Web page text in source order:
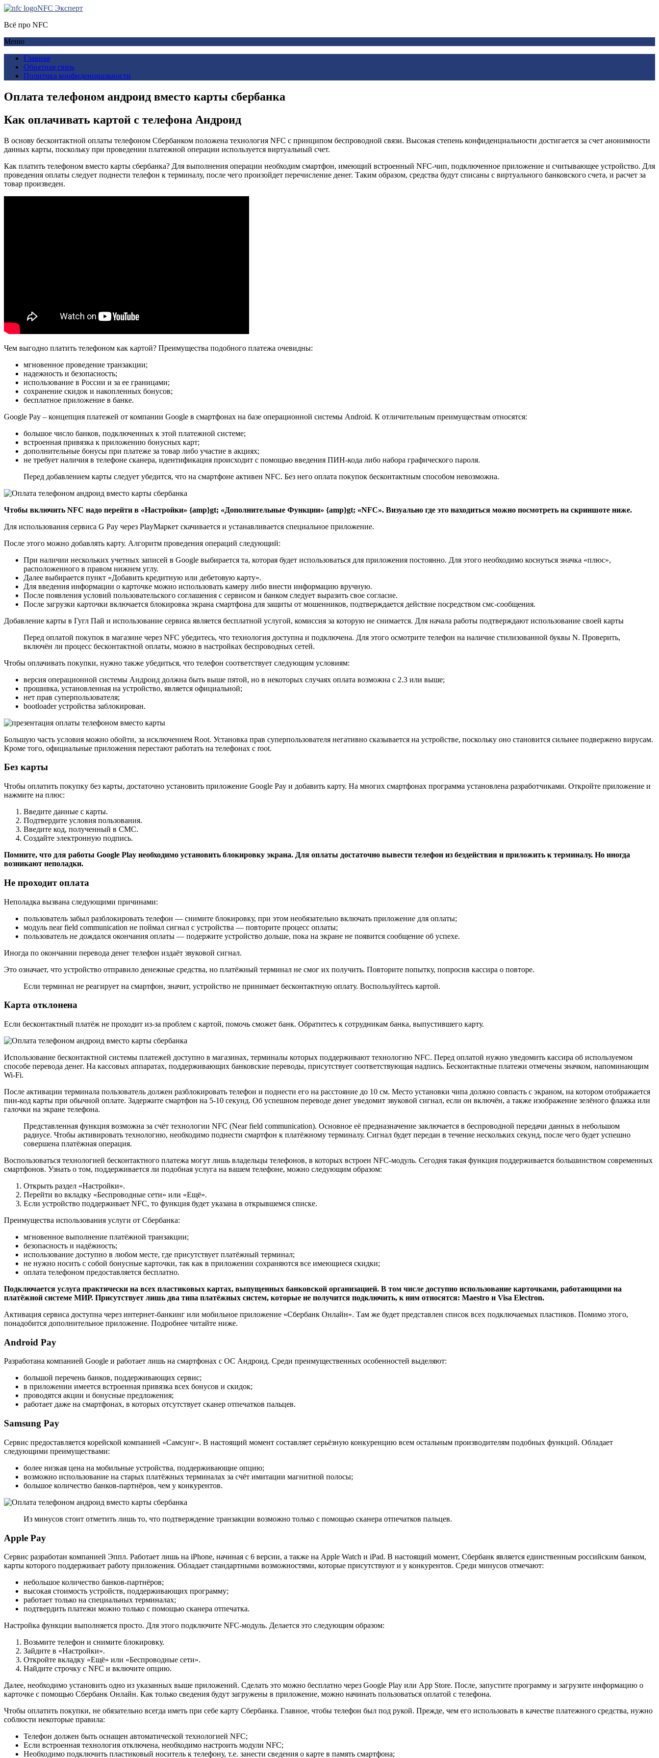
NFC Эксперт
Всё про NFC
Меню
Главная
Обратная связь
Политика конфиденциальности
Оплата телефоном андроид вместо карты сбербанка
Как оплачивать картой с телефона Андроид
В основу бесконтактной оплаты телефоном Сбербанком положена технология NFC с принципом беспроводной связи. Высокая степень конфиденциальности достигается за счет анонимности
данных карты, поскольку при проведении платежной операции используется виртуальный счет.
Как платить телефоном вместо карты сбербанка? Для выполнения операции необходим смартфон, имеющий встроенный NFC-чип, подключенное приложение и считывающее устройство. Для
проведения оплаты следует поднести телефон к терминалу, после чего произойдет перечисление денег. Таким образом, средства будут списаны с виртуального банковского счета, и расчет за
товар произведен.
Чем выгодно платить телефоном как картой? Преимущества подобного платежа очевидны:
мгновенное проведение транзакции;
надежность и безопасность;
использование в России и за ее границами;
сохранение скидок и накопленных бонусов;
бесплатное приложение в банке.
Google Pay – концепция платежей от компании Google в смартфонах на базе операционной системы Android. К отличительным преимуществам относятся:
большое число банков, подключенных к этой платежной системе;
встроенная привязка к приложению бонусных карт;
дополнительные бонусы при платеже за товар либо участие в акциях;
не требует наличия в телефоне сканера, идентификация происходит с помощью введения ПИН-кода либо набора графического пароля.
Перед добавлением карты следует убедится, что на смартфоне активен NFC. Без него оплата покупок бесконтактным способом невозможна.
Чтобы включить NFC надо перейти в «Настройки» {amp}gt; «Дополнительные Функции» {amp}gt; «NFC». Визуально где это находиться можно посмотреть на скриншоте ниже.
Для использования сервиса G Pay через PlayМаркет скачивается и устанавливается специальное приложение.
После этого можно добавлять карту. Алгоритм проведения операций следующий:
При наличии нескольких учетных записей в Google выбирается та, которая будет использоваться для приложения постоянно. Для этого необходимо коснуться значка «плюс»,
расположенного в правом нижнем углу.
Далее выбирается пункт «Добавить кредитную или дебетовую карту».
Для введения информации о карточке можно использовать камеру либо внести информацию вручную.
После появления условий пользовательского соглашения с сервисом и банком следует выразить свое согласие.
После загрузки карточки включается блокировка экрана смартфона для защиты от мошенников, подтверждается действие посредством смс-сообщения.
Добавление карты в Гугл Пай и использование сервиса является бесплатной услугой, комиссия за которую не снимается. Для начала работы подтверждают использование своей карты
Перед оплатой покупок в магазине через NFC убедитесь, что технология доступна и подключена. Для этого осмотрите телефон на наличие стилизованной буквы N. Проверить,
включён ли процесс бесконтактной оплаты, можно в настройках беспроводных сетей.
Чтобы оплачивать покупки, нужно также убедиться, что телефон соответствует следующим условиям:
версия операционной системы Андроид должна быть выше пятой, но в некоторых случаях оплата возможна с 2.3 или выше;
прошивка, установленная на устройство, является официальной;
нет прав суперпользователя;
bootloader устройства заблокирован.
Большую часть условия можно обойти, за исключением Root. Установка прав суперпользователя негативно сказывается на устройстве, поскольку оно становится сильнее подвержено вирусам.
Кроме того, официальные приложения перестают работать на телефонах с root.
Без карты
Чтобы оплатить покупку без карты, достаточно установить приложение Google Pay и добавить карту. На многих смартфонах программа установлена разработчиками. Откройте приложение и
нажмите на плюс:
Введите данные с карты.
Подтвердите условия пользования.
Введите код, полученный в СМС.
Создайте электронную подпись.
Помните, что для работы Google Play необходимо установить блокировку экрана. Для оплаты достаточно вывести телефон из бездействия и приложить к терминалу. Но иногда
возникают неполадки.
Не проходит оплата
Неполадка вызвана следующими причинами:
пользователь забыл разблокировать телефон — снимите блокировку, при этом необязательно включать приложение для оплаты;
модуль near field communication не поймал сигнал с устройства — повторите процесс оплаты;
пользователь не дождался окончания оплаты — подержите устройство дольше, пока на экране не появится сообщение об успехе.
Иногда по окончании перевода денег телефон издаёт звуковой сигнал.
Это означает, что устройство отправило денежные средства, но платёжный терминал не смог их получить. Повторите попытку, попросив кассира о повторе.
Если терминал не реагирует на смартфон, значит, устройство не принимает бесконтактную оплату. Воспользуйтесь картой.
Карта отклонена
Если бесконтактный платёж не проходит из-за проблем с картой, помочь сможет банк. Обратитесь к сотрудникам банка, выпустившего карту.
Использование бесконтактной системы платежей доступно в магазинах, терминалы которых поддерживают технологию NFC. Перед оплатой нужно уведомить кассира об используемом
способе перевода денег. На кассовых аппаратах, поддерживающих банковские переводы, присутствует соответствующая надпись. Бесконтактные платежи отмечены значком, напоминающим
Wi-Fi.
После активации терминала пользователь должен разблокировать телефон и поднести его на расстояние до 10 см. Место установки чипа должно совпасть с экраном, на котором отображается
пин-код карты при обычной оплате. Задержите смартфон на 5-10 секунд. Об успешном переводе денег уведомит звуковой сигнал, если он включён, а также изображение зелёного флажка или
галочки на экране телефона.
Представленная функция возможна за счёт технологии NFC (Near field communication). Основное её предназначение заключается в беспроводной передачи данных в небольшом
радиусе. Чтобы активировать технологию, необходимо поднести смартфон к платёжному терминалу. Сигнал будет передан в течение нескольких секунд, после чего будет успешно
совершена платёжная операция.
Воспользоваться технологией бесконтактного платежа могут лишь владельцы телефонов, в которых встроен NFC-модуль. Сегодня такая функция поддерживается большинством современных
смартфонов. Узнать о том, поддерживается ли подобная услуга на вашем телефоне, можно следующим образом:
Открыть раздел «Настройки».
Перейти во вкладку «Беспроводные сети» или «Ещё».
Если устройство поддерживает NFC, то функция будет указана в открывшемся списке.
Преимущества использования услуги от Сбербанка:
мгновенное выполнение платёжной транзакции;
безопасность и надёжность;
использование доступно в любом месте, где присутствует платёжный терминал;
не нужно носить с собой бонусные карточки, так как в приложении сохраняются все имеющиеся скидки;
оплата телефоном предоставляется бесплатно.
Подключается услуга практически на всех пластиковых картах, выпущенных банковской организацией. В том числе доступно использование карточками, работающими на
платёжной системе МИР. Присутствует лишь два типа платёжных систем, которые не получится подключить, к ним относятся: Maestro и Visa Electron.
Активация сервиса доступна через интернет-банкинг или мобильное приложение «Сбербанк Онлайн». Там же будет представлен список всех подключаемых пластиков. Помимо этого,
понадобится дополнительное приложение. Подробнее читайте ниже.
Android Pay
Разработана компанией Google и работает лишь на смартфонах с ОС Андроид. Среди преимущественных особенностей выделяют:
большой перечень банков, поддерживающих сервис;
в приложении имеется встроенная привязка всех бонусов и скидок;
проводятся акции и бонусные предложения;
работает даже на смартфонах, в которых отсутствует сканер отпечатков пальцев.
Samsung Pay
Сервис предоставляется корейской компанией «Самсунг». В настоящий момент составляет серьёзную конкуренцию всем остальным производителям подобных функций. Обладает
следующими преимуществами:
более низкая цена на мобильные устройства, поддерживающие опцию;
возможно использование на старых платёжных терминалах за счёт имитации магнитной полосы;
большое количество банков-партнёров, чем у конкурентов.
Из минусов стоит отметить лишь то, что подтверждение транзакции возможно только с помощью сканера отпечатков пальцев.
Apple Pay
Сервис разработан компанией Эппл. Работает лишь на iPhone, начиная с 6 версии, а также на Apple Watch и iPad. В настоящий момент, Сбербанк является единственным российским банком,
карты которого поддерживает работу приложения. Обладает стандартными возможностями, которые присутствуют и у конкурентов. Среди минусов отмечают:
небольшое количество банков-партнёров;
высокая стоимость устройств, поддерживающих программу;
работает только на специальных терминалах;
подтвердить платежи можно только с помощью сканера отпечатка.
Настройка функции выполняется просто. Для этого подключите NFC-модуль. Делается это следующим образом:
Возьмите телефон и снимите блокировку.
Зайдите в «Настройки».
Откройте вкладку «Ещё» или «Беспроводные сети».
Найдите строчку с NFC и включите опцию.
Далее, необходимо установить одно из указанных выше приложений. Сделать это можно бесплатно через Google Play или App Store. После, запустите программу и загрузите информацию о
карточке с помощью Сбербанк Онлайн. Как только сведения будут загружены в приложение, можно начинать пользоваться оплатой с телефона.
Чтобы оплатить покупки, не обязательно всегда иметь при себе карту Сбербанка. Главное, чтобы телефон был под рукой. Прежде, чем его использовать в качестве платежного средства, нужно
соблюсти некоторые правила:
Телефон должен быть оснащен автоматической технологией NFC;
Если встроенная технология отключена, необходимо настроить модули NFC;
Необходимо подключить пластиковый носитель к телефону, т.е. занести сведения о карте в память смартфона;